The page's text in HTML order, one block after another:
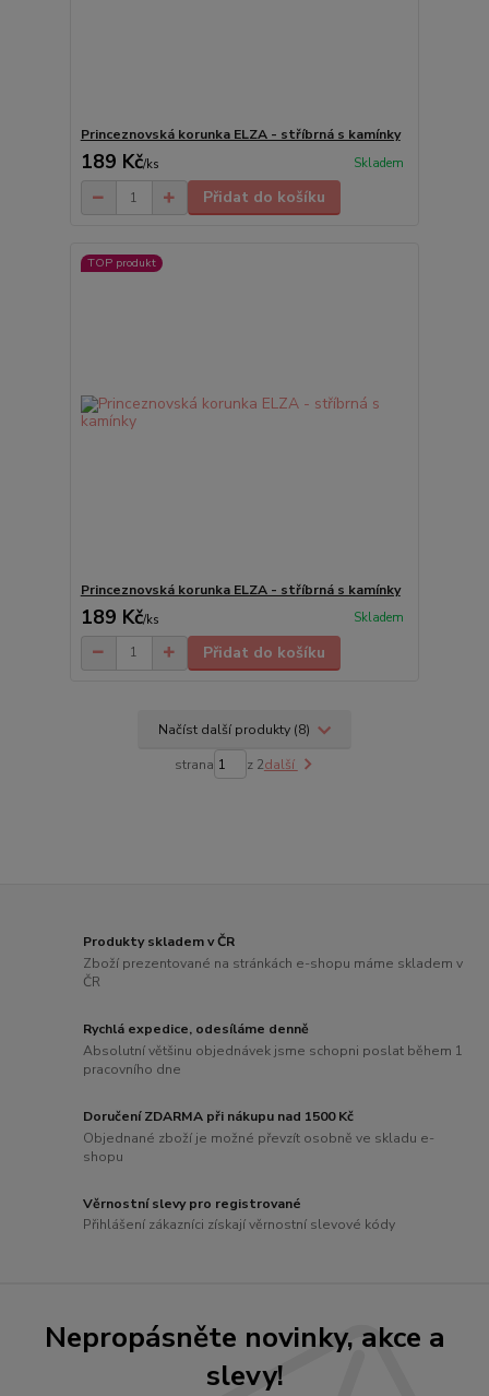
Princeznovská korunka ELZA - stříbrná s kamínky
189 Kč/ks Skladem
Přidat do košíku
TOP produkt
Princeznovská korunka ELZA - stříbrná s kamínky
189 Kč/ks Skladem
Přidat do košíku
Načíst další produkty (8)
strana z 2další
Produkty skladem v ČR
Zboží prezentované na stránkách e-shopu máme skladem v
ČR
Rychlá expedice, odesíláme denně
Absolutní většinu objednávek jsme schopni poslat během 1
pracovního dne
Doručení ZDARMA při nákupu nad 1500 Kč
Objednané zboží je možné převzít osobně ve skladu e-
shopu
Věrnostní slevy pro registrované
Přihlášení zákazníci získají věrnostní slevové kódy
Nepropásněte novinky, akce a
slevy!